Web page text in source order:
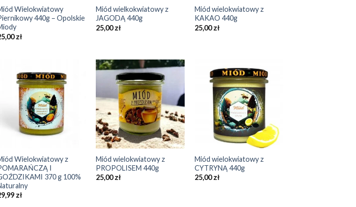
Wielokwiatowy
440g – Opolskie
zł
Miód wielkokwiatowy z
JAGODĄ 440g
25,00zł
Miód wielokwiatowy z
KAKAO 440g
25,00zł
Add to
Wishlist
Wielokwiatowy z
I
370 g 100%
zł
Add to
Wishlist
+
Miód wielokwiatowy z
PROPOLISEM 440g
25,00zł
Add to
Wishlist
Miód wielokwiatowy z
CYTRYNĄ 440g
25,00zł